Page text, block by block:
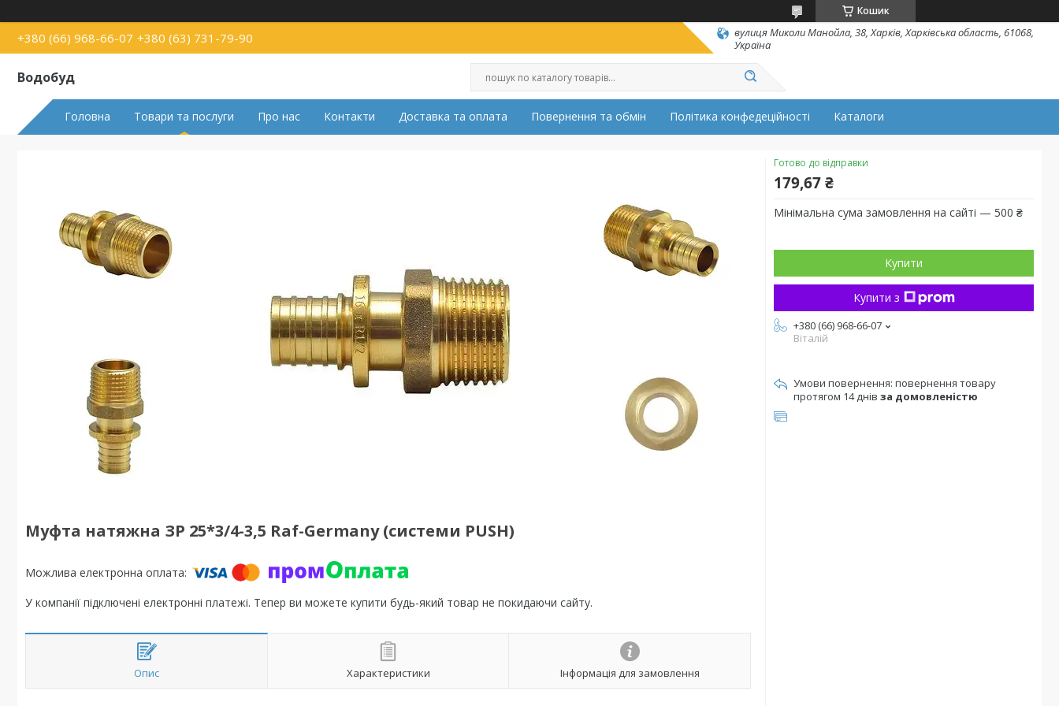
Кошик
+380 (66) 968-66-07 +380 (63) 731-79-90
вулиця Миколи Манойла, 38, Харків, Харківська область, 61068,
Україна
Водобуд
Головна Товари та послуги Про нас Контакти Доставка та оплата Повернення та обмін Політика конфедеційності Каталоги
Муфта натяжна ЗР 25*3/4-3,5 Raf-Germany (системи PUSH)
У компанії підключені електронні платежі. Тепер ви можете купити будь-який товар не покидаючи сайту.
Опис Характеристики Інформація для замовлення
Готово до відправки
179,67 ₴
Мінімальна сума замовлення на сайті — 500 ₴
Купити
Купити з
+380 (66) 968-66-07
Віталій
повернення товару
протягом 14 днів за домовленістю